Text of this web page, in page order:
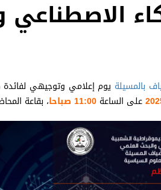
الاصطناعي
بالمسيلة يوم إعلامي وتوجيهي لفائدة
على الساعة 11:00 صباحا ، بقاعة